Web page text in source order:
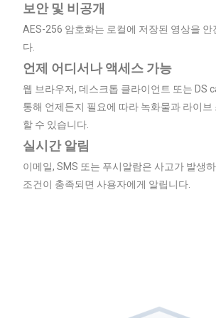
보안 및 비공개
AES-256 암호화는 로컬에 저장된 영상을 안
다.
언제 어디서나 액세스 가능
웹 브라우저, 데스크톱 클라이언트 또는 DS
통해 언제든지 필요에 따라 녹화물과 라이브
할 수 있습니다.
실시간 알림
이메일, SMS 또는 푸시알람은 사고가 발생
조건이 충족되면 사용자에게 알립니다.